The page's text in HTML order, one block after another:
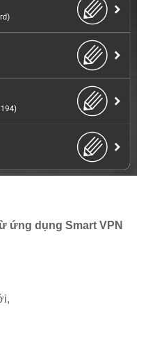
ứng dụng Smart VPN